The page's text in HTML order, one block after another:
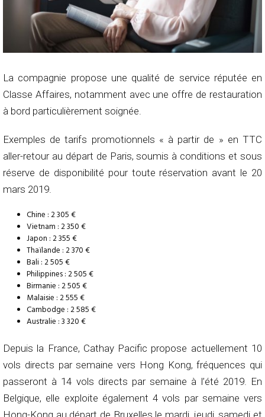
La compagnie propose une qualité de service réputée en
Classe Affaires, notamment avec une offre de restauration
à bord particulièrement soignée.
Exemples de tarifs promotionnels « à partir de » en TTC
aller-retour au départ de Paris, soumis à conditions et sous
réserve de disponibilité pour toute réservation avant le 20
mars 2019.
Chine : 2 305 €
Vietnam : 2 350 €
Japon : 2 355 €
Thaïlande : 2 370 €
Bali : 2 505 €
Philippines : 2 505 €
Birmanie : 2 505 €
Malaisie : 2 555 €
Cambodge : 2 585 €
Australie : 3 320 €
Depuis la France, Cathay Pacific propose actuellement 10
vols directs par semaine vers Hong Kong, fréquences qui
passeront à 14 vols directs par semaine à l’été 2019. En
Belgique, elle exploite également 4 vols par semaine vers
Hong-Kong au départ de Bruxelles le mardi, jeudi, samedi et